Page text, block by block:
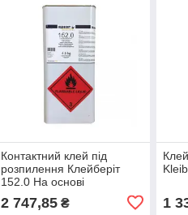
Контактний клей під
розпилення Клейберіт
152.0 На основі
синтетичного каучуку 4,5
кг
2 747,85₴ 1